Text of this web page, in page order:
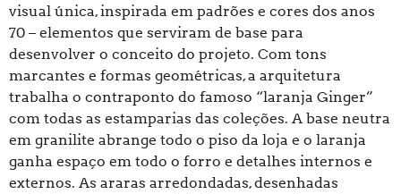
visual única, inspirada em padrões e cores dos anos
70 – elementos que serviram de base para
desenvolver o conceito do projeto. Com tons
marcantes e formas geométricas, a arquitetura
trabalha o contraponto do famoso “laranja Ginger”
com todas as estamparias das coleções. A base neutra
em granilite abrange todo o piso da loja e o laranja
ganha espaço em todo o forro e detalhes internos e
externos. As araras arredondadas, desenhadas